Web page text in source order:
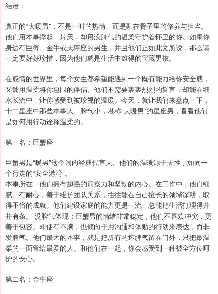
结语：
真正的“大暖男”，不是一时的热情，而是融在骨子里的修养与担当。
他们用本事撑起一片天，却用没脾气的温柔守护着怀里的你。如果你
身边有巨蟹、金牛或天秤座的男生，并且他们正如此文所说，那么请
一定要好好珍惜，因为他们就是生活中难得的宝藏男孩。
在感情的世界里，每个女生都希望能遇到一个既有能力给你安全感，
又能用温柔将你包围的伴侣。他们不需要轰轰烈烈的誓言，却能在细
水长流中，让你感受到被珍视的温暖。今天，就让我们来盘点一下，
十二星座中那些本事大、脾气小，堪称“大暖男”的星座男，看看他们
是如何用行动诠释温柔的。
第一名：巨蟹座
巨蟹男是“暖男”这个词的经典代言人。他们的温暖源于天性，如同一
个行走的“安全港湾”。
本事所在：他们拥有超强的洞察力和坚韧的内心。在工作中，他们细
腻、有耐心，善于维护团队关系，往往能在自己擅长的领域深耕，取
得不俗的成就。他们建设家庭的能力更是一流，总能把生活打理得井
井有条。 没脾气体现：巨蟹男的情绪非常稳定，他们不喜欢冲突，更
善于包容。即使有不满，也倾向于用沟通和体贴的行动来表达，而非
发脾气。他们最大的本事，就是把所有的坏脾气留在门外，只把最温
柔的一面留给最爱的人。和他们在一起，你会感受到一种被全方位呵
护的安心。
第二名：金牛座